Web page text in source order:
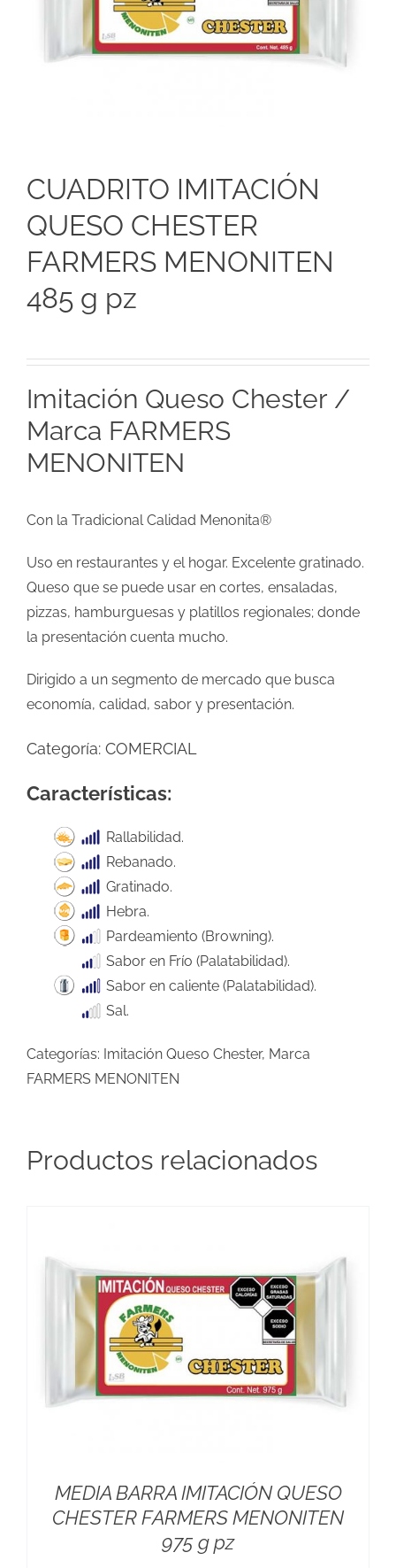
CUADRITO IMITACIÓN
QUESO CHESTER
FARMERS MENONITEN
485 g pz
Imitación Queso Chester /
Marca FARMERS
MENONITEN
Con la Tradicional Calidad Menonita®
Uso en restaurantes y el hogar. Excelente gratinado.
Queso que se puede usar en cortes, ensaladas,
pizzas, hamburguesas y platillos regionales; donde
la presentación cuenta mucho.
Dirigido a un segmento de mercado que busca
economía, calidad, sabor y presentación.
Categoría: COMERCIAL
Características:
Rallabilidad.
Rebanado.
Gratinado.
Hebra.
Pardeamiento (Browning).
Sabor en Frío (Palatabilidad).
Sabor en caliente (Palatabilidad).
Sal.
Categorías: Imitación Queso Chester, Marca
FARMERS MENONITEN
Productos relacionados
MEDIA BARRA IMITACIÓN QUESO
CHESTER FARMERS MENONITEN
975 g pz